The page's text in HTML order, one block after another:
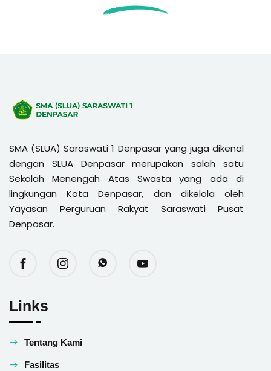
SMA (SLUA) Saraswati 1 Denpasar yang juga dikenal
dengan SLUA Denpasar merupakan salah satu
Sekolah Menengah Atas Swasta yang ada di
lingkungan Kota Denpasar, dan dikelola oleh
Yayasan Perguruan Rakyat Saraswati Pusat
Denpasar.
Links
Tentang Kami
Fasilitas